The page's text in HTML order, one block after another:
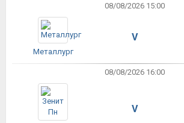
08/08/2026 15:00
Металлург
V
08/08/2026 16:00
V